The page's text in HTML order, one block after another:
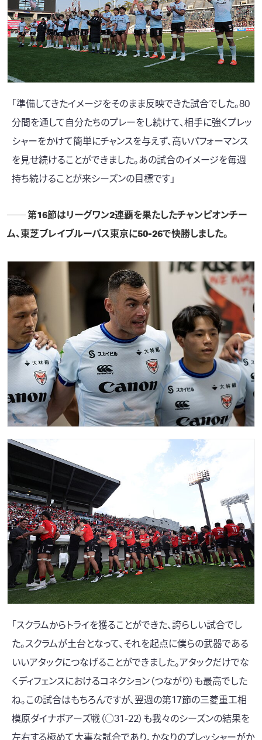
「準備してきたイメージをそのまま反映できた試合でした。80
分間を通して自分たちのプレーをし続けて、相手に強くプレッ
シャーをかけて簡単にチャンスを与えず、高いパフォーマンス
を見せ続けることができました。あの試合のイメージを毎週
持ち続けることが来シーズンの目標です」
── 第16節はリーグワン2連覇を果たしたチャンピオンチー
ム、東芝ブレイブルーパス東京に50-26で快勝しました。
「スクラムからトライを獲ることができた、誇らしい試合でし
た。スクラムが土台となって、それを起点に僕らの武器である
いいアタックにつなげることができました。アタックだけでな
くディフェンスにおけるコネクション（つながり）も最高でした
ね。この試合はもちろんですが、翌週の第17節の三菱重工相
模原ダイナボアーズ戦（○31-22） も我々のシーズンの結果を
左右する極めて大事な試合であり、かなりのプレッシャーがか